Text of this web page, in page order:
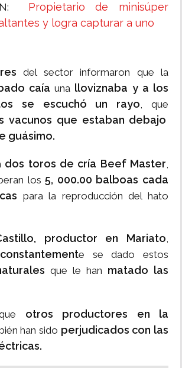
Propietario de minisúper
y logra capturar a uno
del sector informaron que la
caía una lloviznaba y a los
se escuchó un rayo, que
vacunos que estaban debajo
guásimo.
dos toros de cría Beef Master,
los 5, 000.00 balboas cada
para la reproducción del hato
productor en Mariato,
constantemente se dado estos
que le han matado las
otros productores en la
han sido perjudicados con las